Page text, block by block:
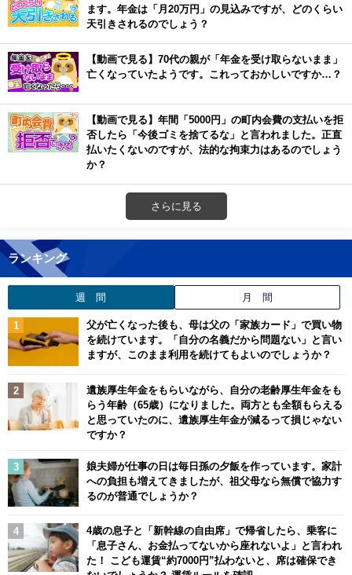
ます。年金は「月20万円」の見込みですが、どのくらい
天引きされるのでしょう？
【動画で見る】70代の親が「年金を受け取らないまま」
亡くなっていたようです。これっておかしいですか…？
【動画で見る】年間「5000円」の町内会費の支払いを拒
否したら「今後ゴミを捨てるな」と言われました。正直
払いたくないのですが、法的な拘束力はあるのでしょう
か？
さらに見る
ランキング
週 間 月 間
父が亡くなった後も、母は父の「家族カード」で買い物
を続けています。「自分の名義だから問題ない」と言い
ますが、このまま利用を続けてもよいのでしょうか？
遺族厚生年金をもらいながら、自分の老齢厚生年金をも
らう年齢（65歳）になりました。両方とも全額もらえる
と思っていたのに、遺族厚生年金が減るって損じゃない
ですか？
娘夫婦が仕事の日は毎日孫の夕飯を作っています。家計
への負担も増えてきましたが、祖父母なら無償で協力す
るのが普通でしょうか？
4歳の息子と「新幹線の自由席」で帰省したら、乗客に
「息子さん、お金払ってないから座れないよ」と言われ
た！ こども運賃“約7000円”払わないと、席は確保でき